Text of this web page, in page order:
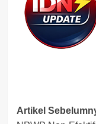
Post
Artikel